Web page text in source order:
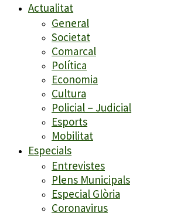
Actualitat
General
Societat
Comarcal
Política
Economia
Cultura
Policial – Judicial
Esports
Mobilitat
Especials
Entrevistes
Plens Municipals
Especial Glòria
Coronavirus